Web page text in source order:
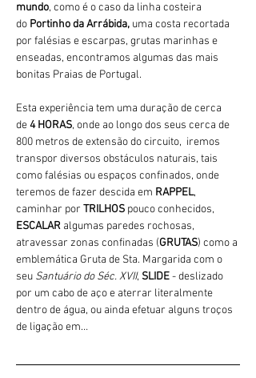
mundo, como é o caso da linha costeira
do Portinho da Arrábida, uma costa recortada
por falésias e escarpas, grutas marinhas e
enseadas, encontramos algumas das mais
bonitas Praias de Portugal.
Esta experiência tem uma duração de cerca
de 4 HORAS, onde ao longo dos seus cerca de
800 metros de extensão do circuito,  iremos
transpor diversos obstáculos naturais, tais
como falésias ou espaços confinados, onde
teremos de fazer descida em RAPPEL,
caminhar por TRILHOS pouco conhecidos,
ESCALAR algumas paredes rochosas,
atravessar zonas confinadas (GRUTAS) como a
emblemática Gruta de Sta. Margarida com o
seu Santuário do Séc. XVII, SLIDE - deslizado
por um cabo de aço e aterrar literalmente
dentro de água, ou ainda efetuar alguns troços
de ligação em…